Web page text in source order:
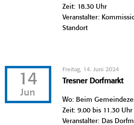
Zeit: 18.30 Uhr
Veranstalter:
Standort
14
Jun
Freitag, 14. Juni 2024
Tresner Dorfmarkt
Wo: Beim
Zeit: 9.00 bis 11.30 Uhr
Veranstalter: Das